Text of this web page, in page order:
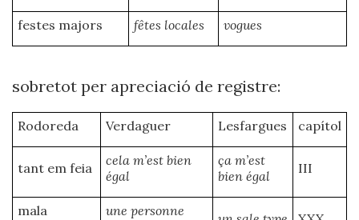
festes majors fêtes locales vogues
sobretot per apreciació de registre:
Rodoreda Verdaguer Lesfargues capítol
tant em feia
cela m’est bien
égal
ça m’est
bien égal
III
mala
une personne